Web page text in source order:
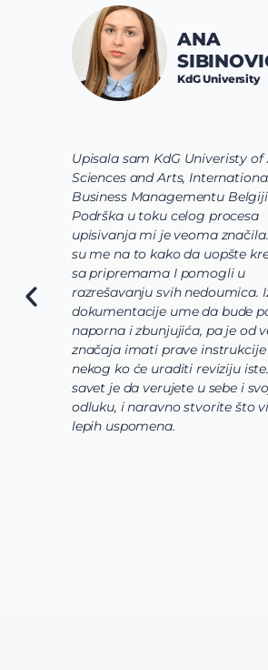
Upisala sam KdG Univeristy of
Sciences and Arts,
Business Managementu
Podrška u toku celog procesa
upisivanja mi je veoma
su me na to kako da uopšte
sa pripremama I pomogli u
razrešavanju svih nedoumica.
dokumentacije ume da bude
naporna i zbunjujića, pa je od
značaja imati prave instrukcije
nekog ko će uraditi reviziju
savet je da verujete u sebe i
odluku, i naravno stvorite što
lepih uspomena.
ANA
KdG University